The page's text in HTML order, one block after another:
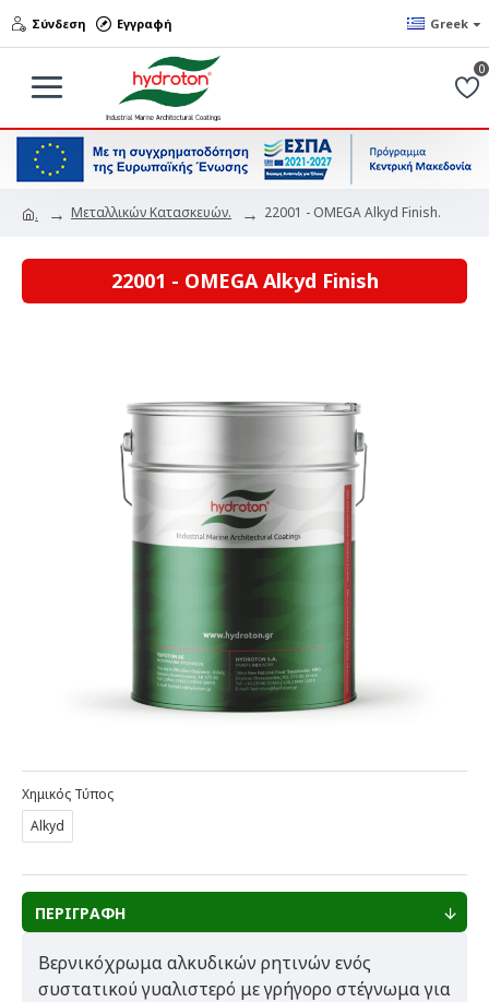
Σύνδεση Εγγραφή Greek
0
. Μεταλλικών Κατασκευών. 22001 - OMEGA Alkyd Finish.
22001 - OMEGA Alkyd Finish
Χημικός Τύπος
Alkyd
ΠΕΡΙΓΡΑΦΗ
Βερνικόχρωμα αλκυδικών ρητινών ενός
συστατικού γυαλιστερό με γρήγορο στέγνωμα για